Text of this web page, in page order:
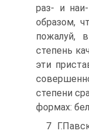
раз- и
образом,
пожалуй,
степень
эти
степени
формах:
7